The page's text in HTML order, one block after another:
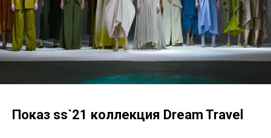
Показ ss`21 коллекция Dream Travel